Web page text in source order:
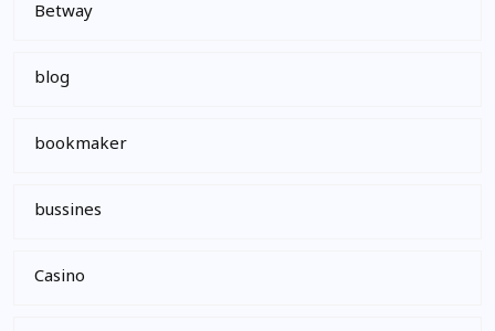
Betway
blog
bookmaker
bussines
Casino